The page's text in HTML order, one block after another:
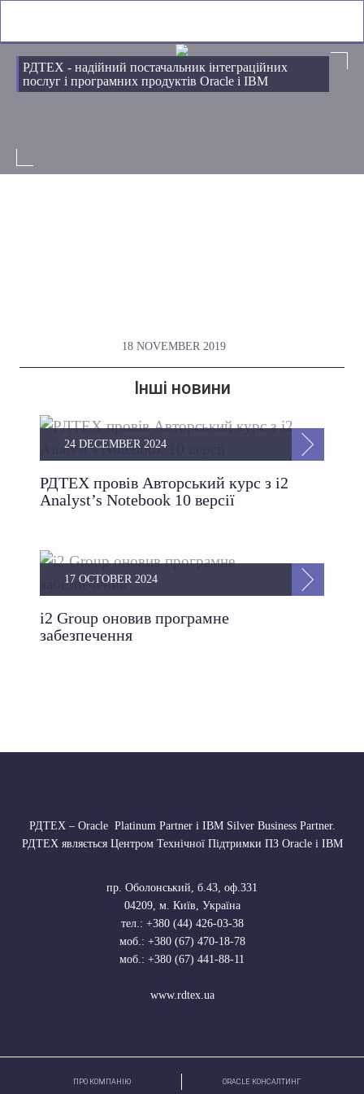
РДТЕХ - надійний постачальник інтеграційних
послуг і програмних продуктів Oracle і IBM
18 NOVEMBER 2019
Інші новини
РДТЕХ провів Авторський курс з i2
Analyst’s Notebook 10 версії
24 DECEMBER 2024
i2 Group оновив програмне
забезпечення
17 OCTOBER 2024
РДТЕХ – Oracle Platinum Partner і IBM Silver Business Partner.
РДТЕХ являється Центром Технічної Підтримки ПЗ Oracle і IBM
пр. Оболонський, б.43, оф.331
04209, м. Київ, Україна
тел.: +380 (44) 426-03-38
моб.: +380 (67) 470-18-78
моб.: +380 (67) 441-88-11
www.rdtex.ua
ПРО КОМПАНІЮ ORACLE КОНСАЛТИНГ